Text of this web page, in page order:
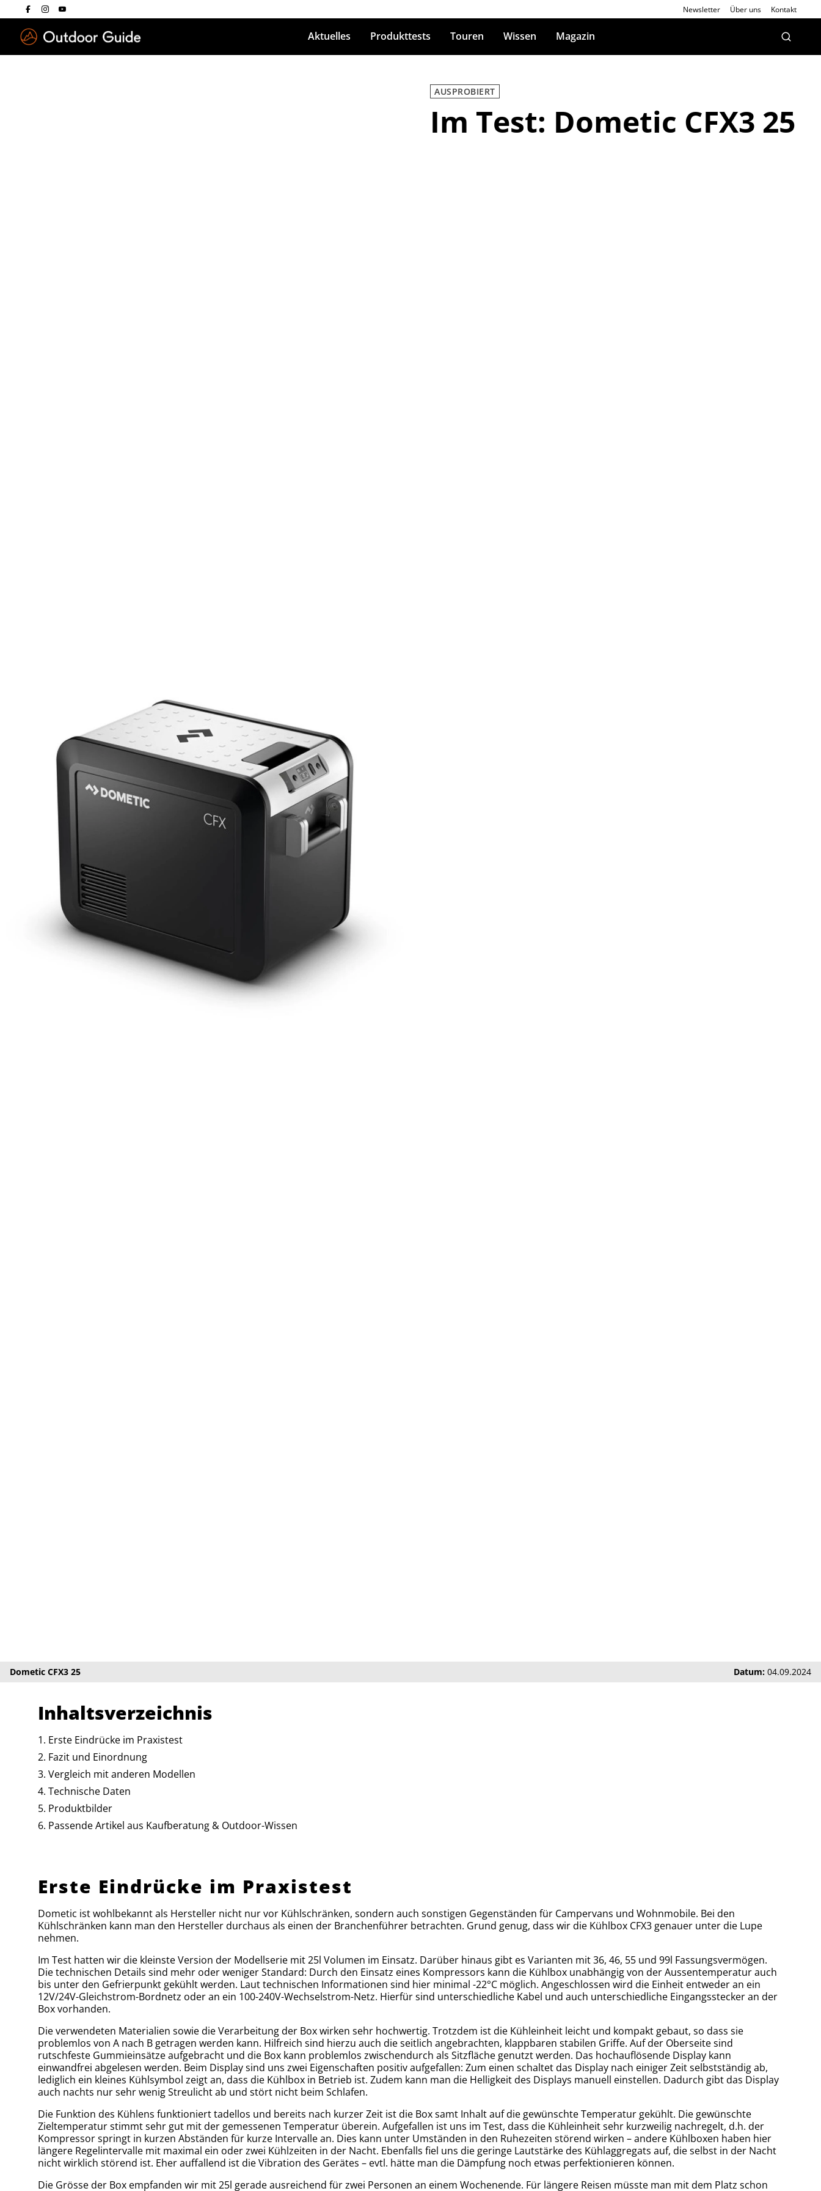
Newsletter Über uns Kontakt
Aktuelles Produkttests Touren Wissen Magazin
AUSPROBIERT
Im Test: Dometic CFX3 25
Dometic CFX3 25 Datum: 04.09.2024
Inhaltsverzeichnis
Erste Eindrücke im Praxistest
Fazit und Einordnung
Vergleich mit anderen Modellen
Technische Daten
Produktbilder
Passende Artikel aus Kaufberatung & Outdoor-Wissen
Erste Eindrücke im Praxistest
Dometic ist wohlbekannt als Hersteller nicht nur vor Kühlschränken, sondern auch sonstigen Gegenständen für Campervans und Wohnmobile. Bei den
Kühlschränken kann man den Hersteller durchaus als einen der Branchenführer betrachten. Grund genug, dass wir die Kühlbox CFX3 genauer unter die Lupe
nehmen.
Im Test hatten wir die kleinste Version der Modellserie mit 25l Volumen im Einsatz. Darüber hinaus gibt es Varianten mit 36, 46, 55 und 99l Fassungsvermögen.
Die technischen Details sind mehr oder weniger Standard: Durch den Einsatz eines Kompressors kann die Kühlbox unabhängig von der Aussentemperatur auch
bis unter den Gefrierpunkt gekühlt werden. Laut technischen Informationen sind hier minimal -22°C möglich. Angeschlossen wird die Einheit entweder an ein
12V/24V-Gleichstrom-Bordnetz oder an ein 100-240V-Wechselstrom-Netz. Hierfür sind unterschiedliche Kabel und auch unterschiedliche Eingangsstecker an der
Box vorhanden.
Die verwendeten Materialien sowie die Verarbeitung der Box wirken sehr hochwertig. Trotzdem ist die Kühleinheit leicht und kompakt gebaut, so dass sie
problemlos von A nach B getragen werden kann. Hilfreich sind hierzu auch die seitlich angebrachten, klappbaren stabilen Griffe. Auf der Oberseite sind
rutschfeste Gummieinsätze aufgebracht und die Box kann problemlos zwischendurch als Sitzfläche genutzt werden. Das hochauflösende Display kann
einwandfrei abgelesen werden. Beim Display sind uns zwei Eigenschaften positiv aufgefallen: Zum einen schaltet das Display nach einiger Zeit selbstständig ab,
lediglich ein kleines Kühlsymbol zeigt an, dass die Kühlbox in Betrieb ist. Zudem kann man die Helligkeit des Displays manuell einstellen. Dadurch gibt das Display
auch nachts nur sehr wenig Streulicht ab und stört nicht beim Schlafen.
Die Funktion des Kühlens funktioniert tadellos und bereits nach kurzer Zeit ist die Box samt Inhalt auf die gewünschte Temperatur gekühlt. Die gewünschte
Zieltemperatur stimmt sehr gut mit der gemessenen Temperatur überein. Aufgefallen ist uns im Test, dass die Kühleinheit sehr kurzweilig nachregelt, d.h. der
Kompressor springt in kurzen Abständen für kurze Intervalle an. Dies kann unter Umständen in den Ruhezeiten störend wirken – andere Kühlboxen haben hier
längere Regelintervalle mit maximal ein oder zwei Kühlzeiten in der Nacht. Ebenfalls fiel uns die geringe Lautstärke des Kühlaggregats auf, die selbst in der Nacht
nicht wirklich störend ist. Eher auffallend ist die Vibration des Gerätes – evtl. hätte man die Dämpfung noch etwas perfektionieren können.
Die Grösse der Box empfanden wir mit 25l gerade ausreichend für zwei Personen an einem Wochenende. Für längere Reisen müsste man mit dem Platz schon